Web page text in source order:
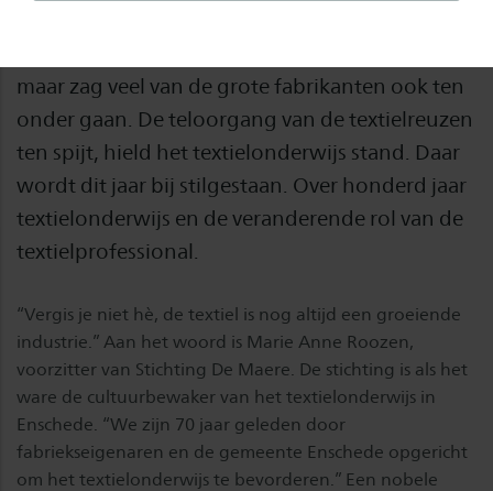
maar zag veel van de grote fabrikanten ook ten
onder gaan. De teloorgang van de textielreuzen
ten spijt, hield het textielonderwijs stand. Daar
wordt dit jaar bij stilgestaan. Over honderd jaar
textielonderwijs en de veranderende rol van de
textielprofessional.
“Vergis je niet hè, de textiel is nog altijd een groeiende
industrie.” Aan het woord is Marie Anne Roozen,
voorzitter van Stichting De Maere. De stichting is als het
ware de cultuurbewaker van het textielonderwijs in
Enschede. “We zijn 70 jaar geleden door
fabriekseigenaren en de gemeente Enschede opgericht
om het textielonderwijs te bevorderen.” Een nobele